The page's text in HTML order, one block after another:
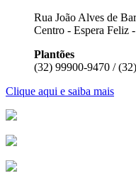
Rua João Alves de
Centro - Espera Feliz
Plantões
(32) 99900-9470 /
Clique aqui e saiba mais